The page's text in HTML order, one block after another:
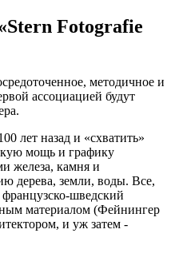
Fotografie
методичное и
ассоциацией будут
лет назад и «схватить»
мощь и графику
железа, камня и
дерева, земли, воды. Все,
шведский
материалом (Фейнингер
и уж затем -